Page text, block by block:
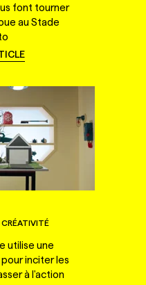
font tourner
au Stade
utilise une
inciter les
à l'action